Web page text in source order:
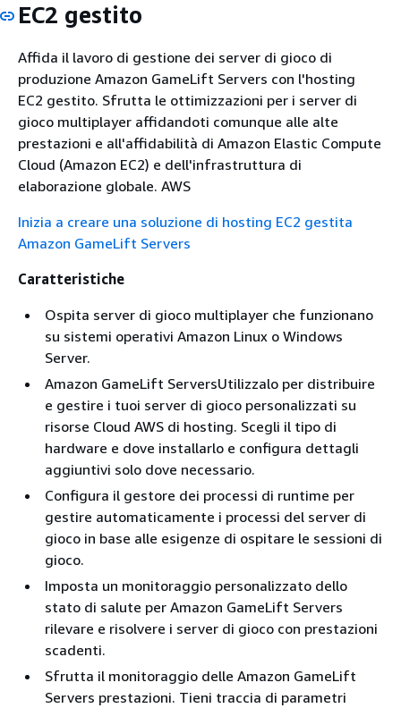
EC2 gestito
Affida il lavoro di gestione dei server di gioco di
produzione Amazon GameLift Servers con l'hosting
EC2 gestito. Sfrutta le ottimizzazioni per i server di
gioco multiplayer affidandoti comunque alle alte
prestazioni e all'affidabilità di Amazon Elastic Compute
Cloud (Amazon EC2) e dell'infrastruttura di
elaborazione globale. AWS
Inizia a creare una soluzione di hosting EC2 gestita
Amazon GameLift Servers
Caratteristiche
Ospita server di gioco multiplayer che funzionano
su sistemi operativi Amazon Linux o Windows
Server.
Amazon GameLift ServersUtilizzalo per distribuire
e gestire i tuoi server di gioco personalizzati su
risorse Cloud AWS di hosting. Scegli il tipo di
hardware e dove installarlo e configura dettagli
aggiuntivi solo dove necessario.
Configura il gestore dei processi di runtime per
gestire automaticamente i processi del server di
gioco in base alle esigenze di ospitare le sessioni di
gioco.
Imposta un monitoraggio personalizzato dello
stato di salute per Amazon GameLift Servers
rilevare e risolvere i server di gioco con prestazioni
scadenti.
Sfrutta il monitoraggio delle Amazon GameLift
Servers prestazioni. Tieni traccia di parametri